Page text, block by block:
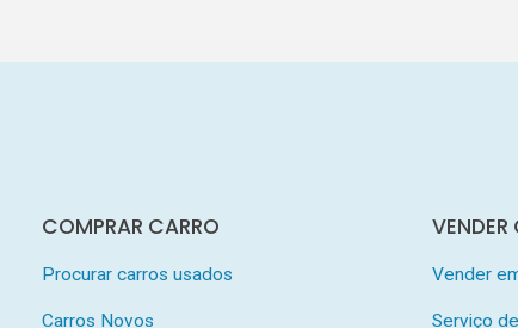
COMPRAR CARRO
Procurar carros usados
Carros Novos
VENDER
Vender
Serviço